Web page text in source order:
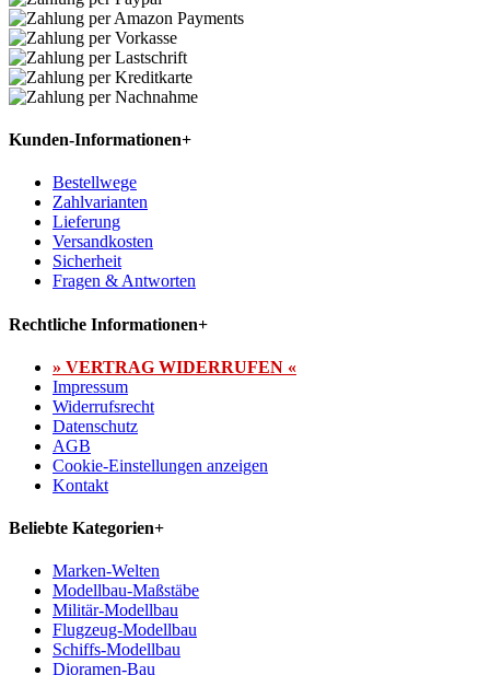
Kunden-Informationen+
Bestellwege
Zahlvarianten
Lieferung
Versandkosten
Sicherheit
Fragen & Antworten
Rechtliche Informationen+
» VERTRAG WIDERRUFEN «
Impressum
Widerrufsrecht
Datenschutz
AGB
Cookie-Einstellungen anzeigen
Kontakt
Beliebte Kategorien+
Marken-Welten
Modellbau-Maßstäbe
Militär-Modellbau
Flugzeug-Modellbau
Schiffs-Modellbau
Dioramen-Bau